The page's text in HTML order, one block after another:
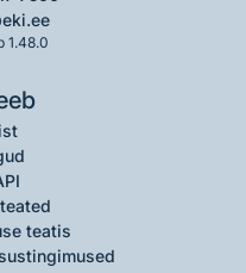
1.48.0
teatis